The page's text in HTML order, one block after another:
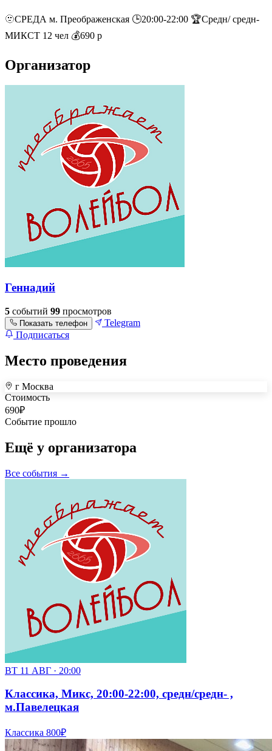
🫥СРЕДА м. Преображенская 🕒20:00-22:00 🏆Средн/ средн-
МИКСТ 12 чел 💰690 р
Организатор
Геннадий
5 событий 99 просмотров
Показать телефон
Telegram
Подписаться
Место проведения
+
–
г Москва
Стоимость
690₽
Событие прошло
Ещё у организатора
Все события →
ВТ 11 АВГ · 20:00
Классика, Микс, 20:00-22:00, средн/средн- ,
м.Павелецкая
Классика 800₽